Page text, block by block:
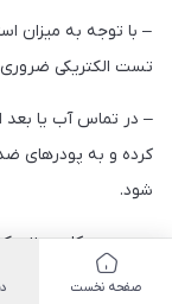
– با توجه به میزان
تست الکتریکی
– در تماس آب یا
کرده و به پودرهای
شود.
– در حین کار در
عنوان نباید دستکش
صفحه نخست